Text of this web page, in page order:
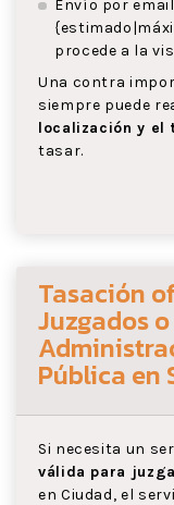
Envío por
procede a la
Una contra
siempre puede
localización y el
tasar.
Tasación
Juzgados o
Pública en
Si necesita un
válida para
en Ciudad, el